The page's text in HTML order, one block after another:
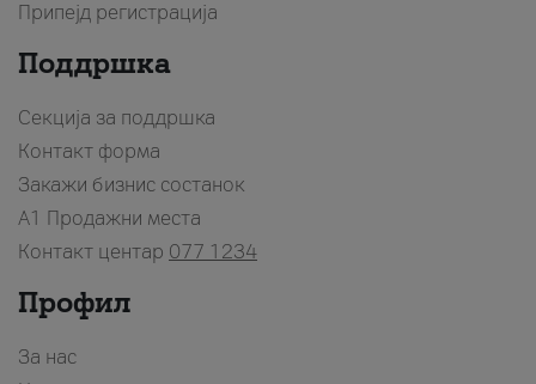
Припејд регистрација
Поддршка
Секција за поддршка
Контакт форма
Закажи бизнис состанок
A1 Продажни места
Контакт центар 077 1234
Профил
За нас